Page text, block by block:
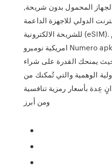
المحمول بدون شريحة,
الدولي للاجهزة الداعمة
للشريحة الالكترونية (eSIM). تحميل برنامج ارقام
امريكية نوميرو Numero apk أفضل برنامج للحصول
يمنحك القدرة على شراء
الوهمية والتي تُمكنك من
عِدة بأسعار رمزية تنافسية
ومن أبرز